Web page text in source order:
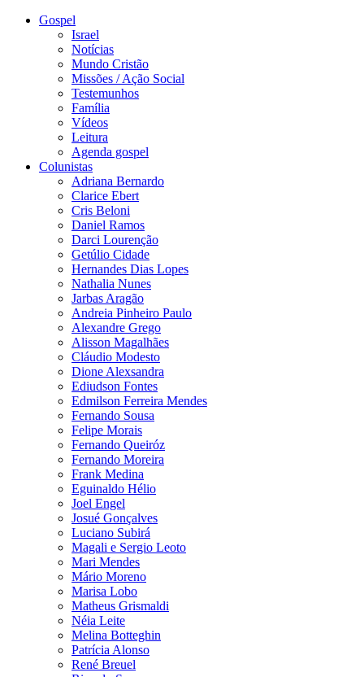
Gospel
Israel
Notícias
Mundo Cristão
Missões / Ação Social
Testemunhos
Família
Vídeos
Leitura
Agenda gospel
Colunistas
Adriana Bernardo
Clarice Ebert
Cris Beloni
Daniel Ramos
Darci Lourenção
Getúlio Cidade
Hernandes Dias Lopes
Nathalia Nunes
Jarbas Aragão
Andreia Pinheiro Paulo
Alexandre Grego
Alisson Magalhães
Cláudio Modesto
Dione Alexsandra
Ediudson Fontes
Edmilson Ferreira Mendes
Fernando Sousa
Felipe Morais
Fernando Queiróz
Fernando Moreira
Frank Medina
Eguinaldo Hélio
Joel Engel
Josué Gonçalves
Luciano Subirá
Magali e Sergio Leoto
Mari Mendes
Mário Moreno
Marisa Lobo
Matheus Grismaldi
Néia Leite
Melina Botteghin
Patrícia Alonso
René Breuel